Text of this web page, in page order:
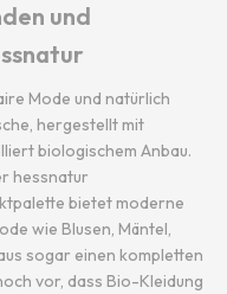
und
Mode und natürlich
hergestellt mit
biologischem Anbau.
hessnatur
bietet moderne
wie Blusen, Mäntel,
sogar einen kompletten
vor, dass Bio-Kleidung